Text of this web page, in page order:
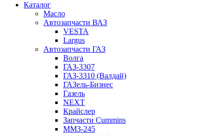
Каталог
Масло
Автозапчасти ВАЗ
VESTA
Largus
Автозапчасти ГАЗ
Волга
ГАЗ-3307
ГАЗ-3310 (Валдай)
ГАЗель-Бизнес
Газель
NEXT
Крайслер
Запчасти Cummins
ММЗ-245